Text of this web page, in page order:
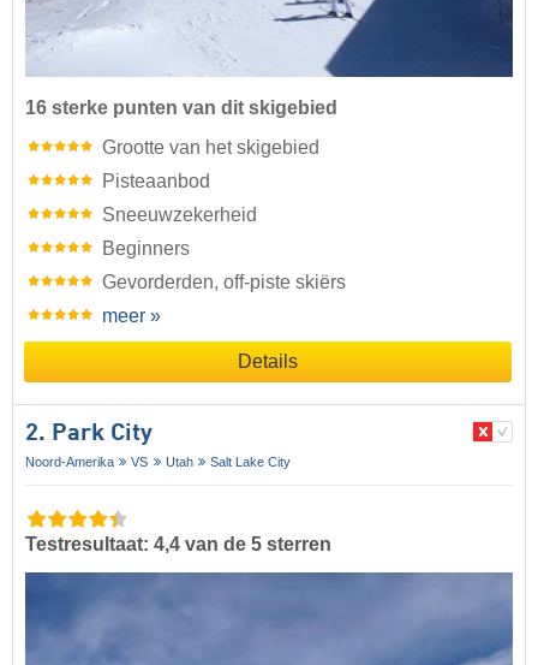
16 sterke punten van dit skigebied
Grootte van het skigebied
Pisteaanbod
Sneeuwzekerheid
Beginners
Gevorderden, off-piste skiërs
meer »
Details
2. Park City
Noord-Amerika VS Utah Salt Lake City
Testresultaat: 4,4 van de 5 sterren